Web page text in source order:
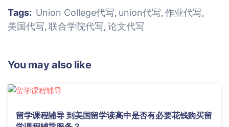
Tags: Union College代写, union代写, 作业代写,
美国代写, 联合学院代写, 论文代写
You may also like
留学课程辅导 到美国留学读高中是否有必要花钱购买留